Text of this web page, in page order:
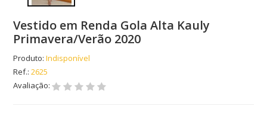
Vestido em Renda Gola Alta Kauly
Primavera/Verão 2020
Produto: Indisponível
Ref.:2625
Avaliação: